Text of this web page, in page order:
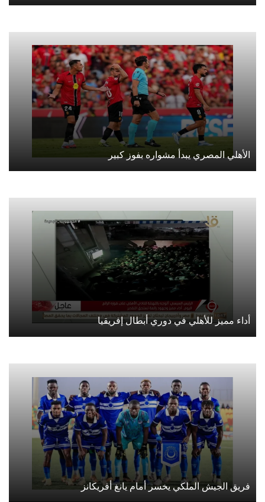
الأهلي المصري يبدأ مشواره بفوز كبير
أداء مميز للأهلي في دوري أبطال إفريقيا
فريق الجيش الملكي يخسر أمام يانغ أفريكانز